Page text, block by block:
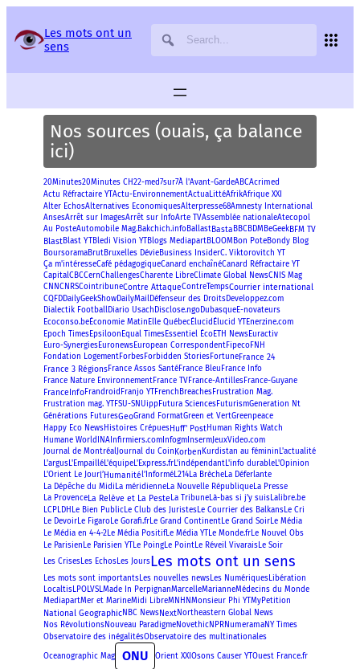
Les mots ont un
sens
Nos sources (ouais, ça balance
ici)
20Minutes20Minutes CH22-med7sur7À l'Avant-GardeABCAcrimed
Actu Réfractaire YTActu-EnvironnementActuaLittéAfrikAfrique XXI
Alter EchosAlternatives EconomiquesAlterpresse68Amnesty International
AnsesArrêt sur ImagesArrêt sur InfoArte TVAssemblée nationaleAtecopol
Au PosteAutomobile Mag.Bakchich.infoBallastBasta BBCBDM BeGeekBFM TV
BlastBlast YTBledi Vision YTBlogs MediapartBLOOM Bon PoteBondy Blog
BoursoramaBrutBruxelles DévieBusiness InsiderC. Viktorovitch YT
Ça m'intéresseCafé pédagogiqueCanard enchaînéCanard Réfractaire YT
CapitalCBCCernChallengesCharente LibreClimate Global NewsCNIS Mag
CNNCNRSCointribuneContre AttaqueContreTempsCourrier international
CQFDDailyGeekShowDailyMailDéfenseur des DroitsDeveloppez.com
Dialectik FootballDiario Usach Disclose.ngoDubasqueE-novateurs
Ecoconso.beÉconomie Matin Elle QuébecÉlucid Élucid YTEnerzine.com
Epoch TimesEpsiloon Equal TimesEssentiel ÉcoETH NewsEuractiv
Euro-SynergiesEuronewsEuropean CorrespondentFipecoFNH
Fondation LogementForbesForbidden StoriesFortuneFrance 24
France 3 RégionsFrance Assos SantéFrance Bleu France Info
France Nature EnvironnementFrance TVFrance-AntillesFrance-Guyane
FranceInfoFrandroid Franjo YTFrenchBreachesFrustration Mag.
Frustration mag. YTFSU-SNUippFutura SciencesFuturismGeneration Nt
Générations FuturesGeoGrand FormatGreen et VertGreenpeace
Happy Eco NewsHistoires CrépuesHuff' PostHuman Rights Watch
Humane World INA Infirmiers.com Infogm Inserm JeuxVideo.com
Journal de Montréal Journal du CoinKorben Kurdistan au féminin L'actualité
L'argusL'EmpailléL'équipeL'Express.frL'indépendantL'info durableL'Opinion
L'Orient Le Jourl’Humanitél’InforméL214La BrècheLa Déferlante
La Dépêche du Midi La méridienneLa Nouvelle RépubliqueLa Presse
La ProvenceLa Relève et La PesteLa TribuneLà-bas si j'y suisLalibre.be
LCPLDH Le Bien PublicLe Club des JuristesLe Courrier des BalkansLe Cri
Le DevoirLe FigaroLe Gorafi.frLe Grand ContinentLe Grand SoirLe Média
Le Média en 4-4-2Le Média PositifLe Média YTLe Monde.frLe Nouvel Obs
Le Parisien Le Parisien YTLe PoingLe PointLe Réveil VivaraisLe Soir
Les CrisesLes EchosLes JoursLes mots ont un sens
Les mots sont importantsLes nouvelles newsLes NumériquesLibération
LocaltisLPOLVSLMade In PerpignanMarcelleMarianneMédecins du Monde
MediapartMer et MarineMidi LibreMNHNMonsieur Phi YTMyPetition
National GeographicNBC NewsNextNortheastern Global News
Nos RévolutionsNouveau ParadigmeNovethicNPRNumeramaNY Times
Observatoire des inégalitésObservatoire des multinationales
Oceanographic Mag
ONU Orient XXI Osons Causer YTOuest France.fr
Panneau de gestion des services